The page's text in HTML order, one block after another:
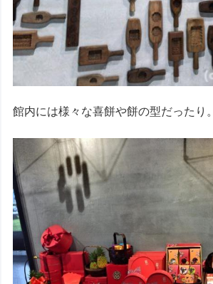
館内には様々な喜餅や餅の型だったり。